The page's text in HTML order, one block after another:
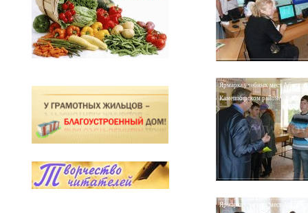
Ярмарка учебных мест
Камешкирском районе | Новь
Ярмарка учебных мест